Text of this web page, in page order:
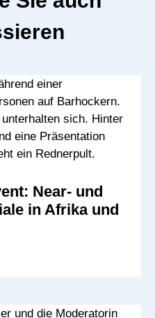
Near- und
in Afrika und